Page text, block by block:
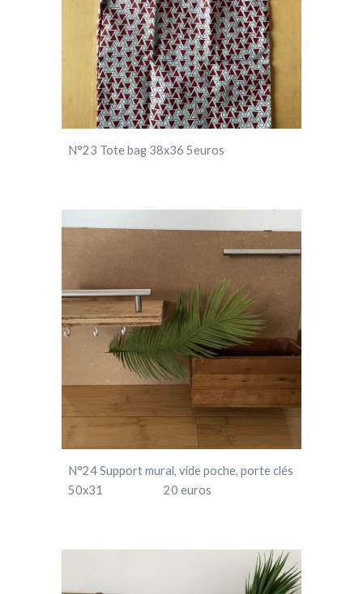
N°23 Tote bag 38x36 5euros
N°24Support mural, vide poche, porte clés
50x31
20euros